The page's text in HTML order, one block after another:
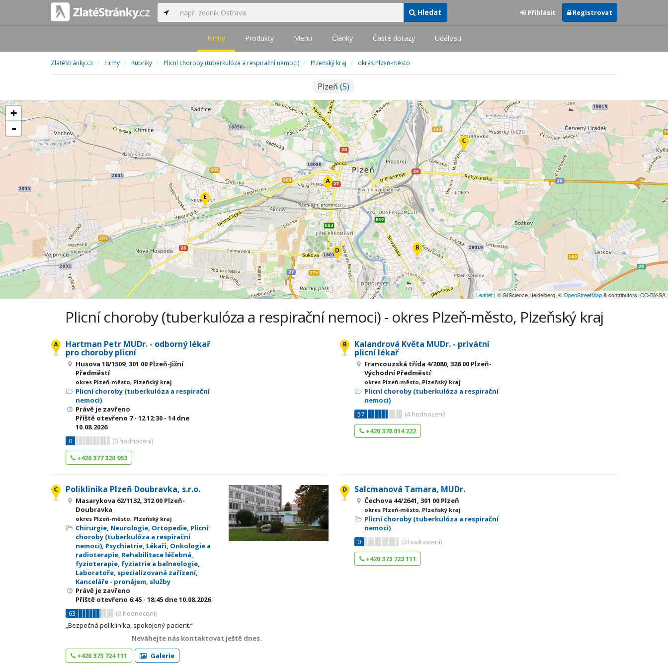
Hledat Přihlásit Registrovat
Firmy Produkty Menu Články Časté dotazy Události
ZlatéStránky.cz Firmy Rubriky Plicní choroby (tuberkulóza a respirační nemoci) Plzeňský kraj okres Plzeň-město
Plzeň (5)
+
-
Leaflet | © GIScience Heidelberg, ©OpenStreetMap& contributors, CC-BY-SA
Plicní choroby (tuberkulóza a respirační nemoci) - okres Plzeň-město, Plzeňský kraj
Hartman Petr MUDr. - odborný lékař
pro choroby plicní
Husova 18/1509, 301 00 Plzeň-Jižní
Předměstí
okres Plzeň-město, Plzeňský kraj
Plicní choroby (tuberkulóza a respirační
nemoci)
Právě je zavřeno
Příště otevřeno 7 - 1212:30 - 14dne
10.08.2026
0
(0 hodnocení)
+420 377 320 953
Kalandrová Květa MUDr. - privátní
plicní lékař
Francouzská třída 4/2080, 326 00 Plzeň-
Východní Předměstí
okres Plzeň-město, Plzeňský kraj
Plicní choroby (tuberkulóza a respirační
nemoci)
57
(4hodnocení)
+420 378 014 222
Poliklinika Plzeň Doubravka, s.r.o.
Masarykova 62/1132, 312 00 Plzeň-
Doubravka
okres Plzeň-město, Plzeňský kraj
Chirurgie, Neurologie, Ortopedie, Plicní
choroby (tuberkulóza a respirační
nemoci), Psychiatrie, Lékaři, Onkologie a
radioterapie, Rehabilitace léčebná,
fyzioterapie, fyziatrie a balneologie,
Laboratoře, specializovaná zařízení,
Kanceláře - pronájem, služby
Právě je zavřeno
Příště otevřeno 6:45 - 18:45 dne 10.08.2026
63
(3 hodnocení)
„Bezpečná poliklinika, spokojený pacient.“
Neváhejte nás kontaktovat ještě dnes.
+420 373 724 111
Galerie
Salcmanová Tamara, MUDr.
Čechova 44/2641, 301 00 Plzeň
okres Plzeň-město, Plzeňský kraj
Plicní choroby (tuberkulóza a respirační
nemoci)
0
(0 hodnocení)
+420 373 723 111